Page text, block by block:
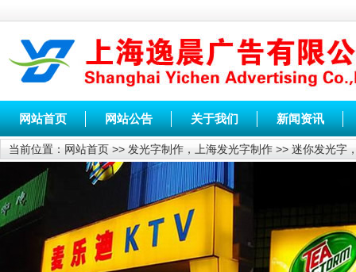
网站首页 网站公告 关于我们 新闻资讯
当前位置： 网站首页 >> 发光字制作，上海发光字制作 >> 迷你发光字